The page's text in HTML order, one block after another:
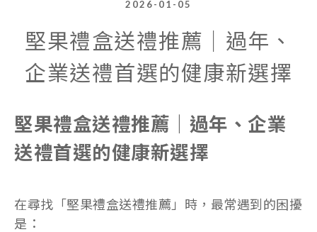
2026-01-05
堅果禮盒送禮推薦｜過年、
企業送禮首選的健康新選擇
堅果禮盒送禮推薦｜過年、企業
送禮首選的健康新選擇
在尋找「堅果禮盒送禮推薦」時，最常遇到的困擾
是：